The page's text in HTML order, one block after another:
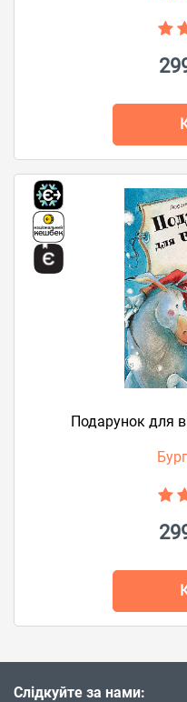
Подарунок для
Слідкуйте за нами: